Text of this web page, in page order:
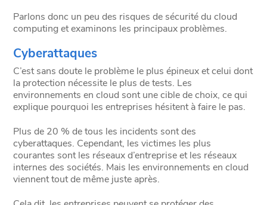
Parlons donc un peu des risques de sécurité du cloud
computing et examinons les principaux problèmes.
Cyberattaques
C’est sans doute le problème le plus épineux et celui dont
la protection nécessite le plus de tests. Les
environnements en cloud sont une cible de choix, ce qui
explique pourquoi les entreprises hésitent à faire le pas.
Plus de 20 % de tous les incidents sont des
cyberattaques. Cependant, les victimes les plus
courantes sont les réseaux d’entreprise et les réseaux
internes des sociétés. Mais les environnements en cloud
viennent tout de même juste après.